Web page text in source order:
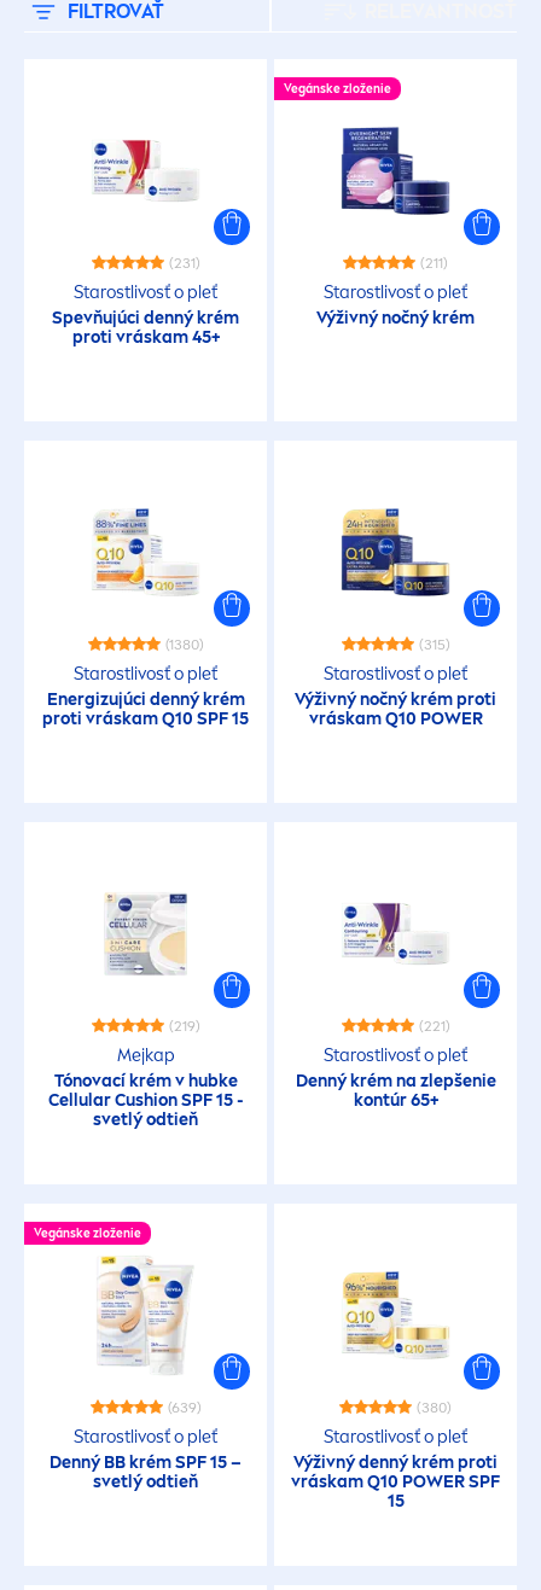
FILTROVAŤ
suchá až veľmi suchá pokožka
suchá pleť / pokožka
svetlý odtieň pleti
unavená a mdlá pleť
BEZ OBSAHU
Neobsahuje chemické UV filtre
Neobsahuje ingrediencie živočíšneho
Neobsahuje octinoxate
Neobsahuje octocrylene
Neobsahuje oxybenzone
OCHRANNÝ FAKTOR
15
50
(231)
Starostlivosť o pleť
Spevňujúci denný krém
proti vráskam 45+
Vegánske zloženie
(211)
Starostlivosť o pleť
Výživný nočný krém
(1380)
Starostlivosť o pleť
Energizujúci denný krém
proti vráskam Q10 SPF 15
(315)
Starostlivosť o pleť
Výživný nočný krém proti
vráskam Q10 POWER
(219)
Mejkap
Tónovací krém v hubke
CellularCushion SPF 15 -
svetlý odtieň
(221)
Starostlivosť o pleť
Denný krém na zlepšenie
kontúr 65+
Vegánske zloženie
(639)
Starostlivosť o pleť
Denný BB krém SPF 15 –
svetlý odtieň
(380)
Starostlivosť o pleť
Výživný denný krém proti
vráskam Q10 POWER SPF
15